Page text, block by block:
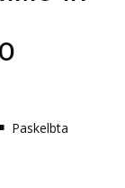
Paskelbta